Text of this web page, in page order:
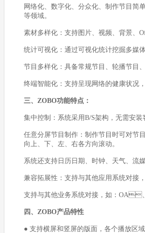
网络化、数字化、分众化、制作节目简
等领域。
素材多样化：支持图片、视频、背景
统计可视化：通过可视化统计挖掘多媒体
节目多样化：具备常规节目、轮播节
终端智能化：支持呈现网络的健康状况
三、ZOBO功能特点：
集中控制：系统采用B/S架构，无需
任意分屏节目制作：制作节目时可对节目
向上、下、左、右各方向滚动。
系统还支持日历日期、时钟、天气
兼容拓展性：支持与其他应用系统对接，
支持与其他业务系统对接，如：OA
四、ZOBO产品特性
● 支持横屏和竖屏的版面，各个播放区域可自